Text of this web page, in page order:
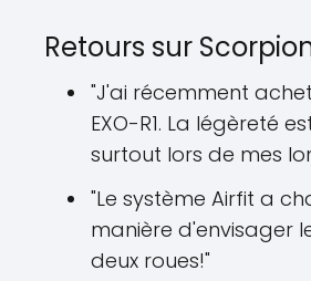
Retours sur
"J'ai récemment
EXO-R1. La légèreté
surtout lors de mes
"Le système Airfit a
manière d'envisager
deux roues!"